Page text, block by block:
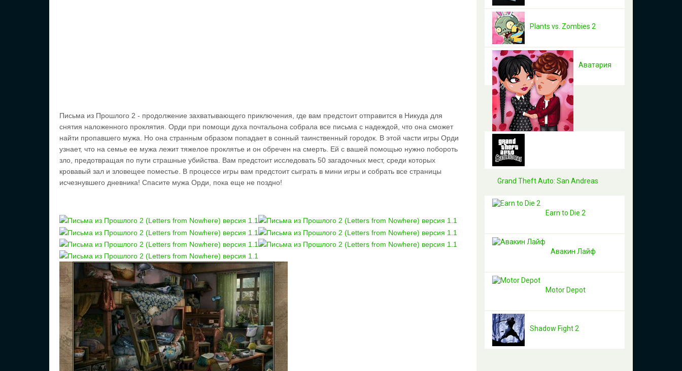
Письма из Прошлого 2 - продолжение захватывающего приключения, где вам предстоит отправится в Никуда для
снятия наложенного проклятия. Орди при помощи духа почтальона собрала все письма с надеждой, что она сможет
найти пропавшего мужа. Но она странным образом попадает в сонный таинственный городок. В этой части игры Орди
узнает, что на семье ее мужа лежит тяжелое проклятье и он обречен на смерть. Ей с вашей помощью нужно побороть
зло, предотвращая по пути страшные убийства. Вам предстоит исследовать 50 загадочных мест, среди которых
кровавый зал и зловещее поместье. В процессе игры вам предстоит сыграть в мини игры и собрать все страницы
исчезнувшего дневника! Спасите мужа Орди, пока еще не поздно!
Plants vs. Zombies 2
Аватария
Grand Theft Auto: San Andreas
Earn to Die 2
Авакин Лайф
Motor Depot
Shadow Fight 2